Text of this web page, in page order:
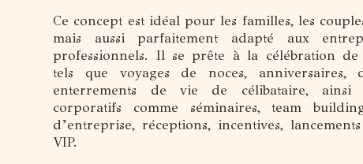
Ce concept est idéal pour les familles, les
mais aussi parfaitement adapté aux
professionnels. Il se prête à la célébration de
tels que voyages de noces, anniversaires,
enterrements de vie de célibataire, ainsi
corporatifs comme séminaires, team
d’entreprise, réceptions, incentives,
VIP.